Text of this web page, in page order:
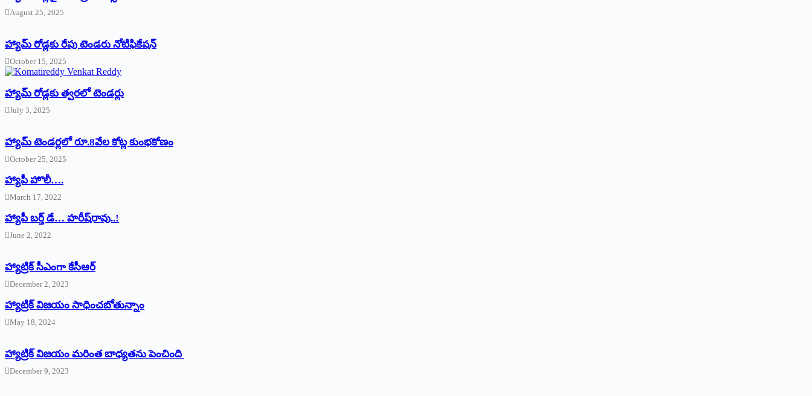
August 25, 2025
హ్యామ్‌ రోడ్లకు రేపు టెండరు నోటిఫికేషన్‌
October 15, 2025
హ్యామ్‌ రోడ్లకు త్వరలో టెండర్లు
July 3, 2025
హ్యామ్‌ ‌టెండర్లలో రూ.8వేల కోట్ల కుంభకోణం
October 25, 2025
హ్యాపీ హొలీ….
March 17, 2022
హ్యాపీ బర్త్ ‌డే… హరీష్‌రావు..!
June 2, 2022
హ్యాట్రిక్‌ ‌సీఎంగా కేసీఆర్‌
December 2, 2023
హ్యాట్రిక్‌ విజయం సాధించబోతున్నాం
May 18, 2024
హ్యాట్రిక్ విజయం మరింత బాధ్యతను పెంచింది
December 9, 2023